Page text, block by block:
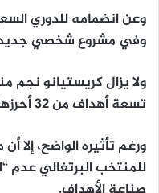
وعن انضمامه للدوري
وفي مشروع شخصي جديد
ولا يزال كريستيانو نجم
تسعة أهداف من 32 أحرزها في تصفيات أمم أوروبا 2024.
ورغم تأثيره الواضح، إلا
للمنتخب البرتغالي عدم